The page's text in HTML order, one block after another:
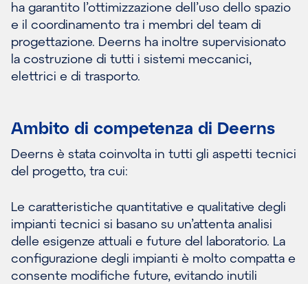
ha garantito l’ottimizzazione dell’uso dello spazio
e il coordinamento tra i membri del team di
progettazione. Deerns ha inoltre supervisionato
la costruzione di tutti i sistemi meccanici,
elettrici e di trasporto.
Ambito di competenza di Deerns
Deerns è stata coinvolta in tutti gli aspetti tecnici
del progetto, tra cui:
Le caratteristiche quantitative e qualitative degli
impianti tecnici si basano su un’attenta analisi
delle esigenze attuali e future del laboratorio. La
configurazione degli impianti è molto compatta e
consente modifiche future, evitando inutili